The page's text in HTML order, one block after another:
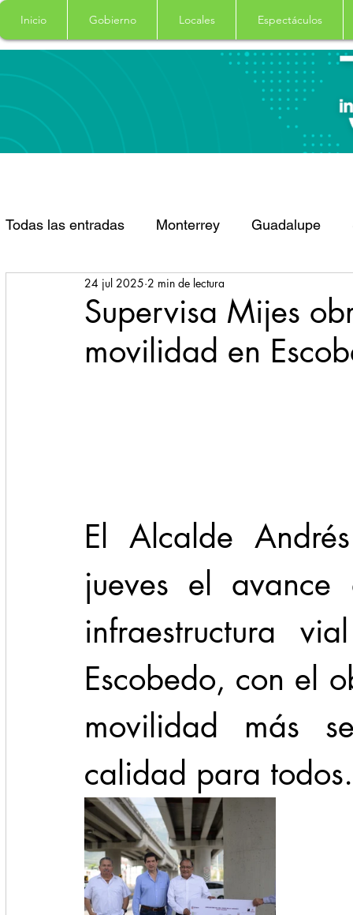
Inicio Gobierno Locales Espectáculos
Todas las entradas Monterrey Guadalupe
Santa Catarina San Pedro Garza Garcia
Espectaculos Clima Principal Salud
Supervisa Mijes
movilidad en
24 jul 2025 2 min de lectura
El Alcalde
jueves el
infraestructura
Escobedo, con el
movilidad más
calidad para todos.